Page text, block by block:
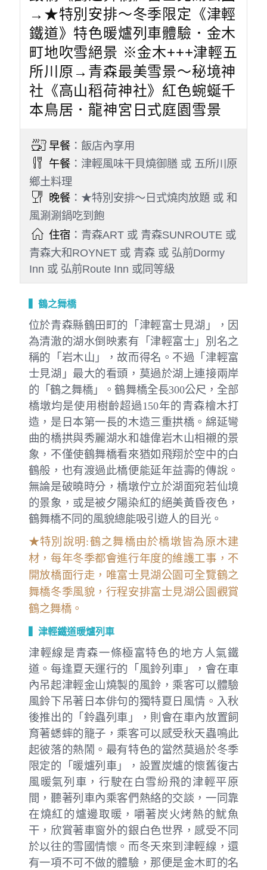
→★特別安排～冬季限定《津輕
鐵道》特色暖爐列車體驗．金木
町地吹雪絕景 ※金木+++津輕五
所川原→青森最美雪景～秘境神
社《高山稻荷神社》紅色蜿蜒千
本鳥居．龍神宮日式庭園雪景
早餐：飯店內享用
午餐：津輕風味干貝燒御膳 或 五所川原
鄉土料理
晚餐：★特別安排～日式燒肉放題 或 和
風涮涮鍋吃到飽
住宿：青森ART 或 青森SUNROUTE 或
青森大和ROYNET 或 青森 或 弘前Dormy
Inn 或 弘前Route Inn 或同等級
▍鶴之舞橋
位於青森縣鶴田町的「津輕富士見湖」，因
為清澈的湖水倒映素有「津輕富士」別名之
稱的「岩木山」，故而得名。不過「津輕富
士見湖」最大的看頭，莫過於湖上連接兩岸
的「鶴之舞橋」。鶴舞橋全長300公尺，全部
橋墩均是使用樹齡超過150年的青森檜木打
造，是日本第一長的木造三重拱橋。綿延彎
曲的橋拱與秀麗湖水和雄偉岩木山相襯的景
象，不僅使鶴舞橋看來猶如飛翔於空中的白
鶴般，也有渡過此橋便能延年益壽的傳說。
無論是破曉時分，橋墩佇立於湖面宛若仙境
的景象，或是被夕陽染紅的絕美黃昏夜色，
鶴舞橋不同的風貌總能吸引遊人的目光。
★特別說明:鶴之舞橋由於橋墩皆為原木建
材，每年冬季都會進行年度的維護工事，不
開放橋面行走，唯富士見湖公園可全覽鶴之
舞橋冬季風貌，行程安排富士見湖公園觀賞
鶴之舞橋。
▍津輕鐵道暖爐列車
津輕線是青森一條極富特色的地方人氣鐵
道。每逢夏天運行的「風鈴列車」，會在車
內吊起津輕金山燒製的風鈴，乘客可以體驗
風鈴下吊著日本俳句的獨特夏日風情。入秋
後推出的「鈴蟲列車」，則會在車內放置飼
育著蟋蟀的籠子，乘客可以感受秋天蟲鳴此
起彼落的熱鬧。最有特色的當然莫過於冬季
限定的「暖爐列車」，設置炭爐的懷舊復古
風暖氣列車，行駛在白雪紛飛的津輕平原
間，聽著列車內乘客們熱絡的交談，一同靠
在燒紅的爐邊取暖，嚼著炭火烤熱的魷魚
干，欣賞著車窗外的銀白色世界，感受不同
於以往的雪國情懷。而冬天來到津輕線，還
有一項不可不做的體驗，那便是金木町的名